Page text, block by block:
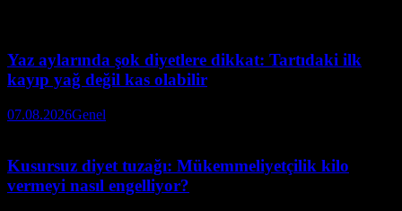
Yaz aylarında şok diyetlere dikkat: Tartıdaki ilk
kayıp yağ değil kas olabilir
07.08.2026Genel
Kusursuz diyet tuzağı: Mükemmeliyetçilik kilo
vermeyi nasıl engelliyor?